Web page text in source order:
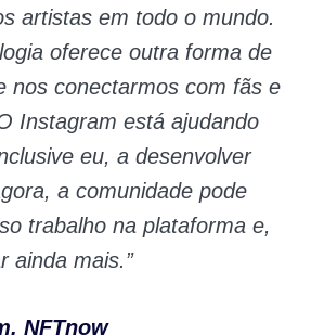
artistas em todo o mundo.
oferece outra forma de
nos conectarmos com fãs e
Instagram está ajudando
eu, a desenvolver
a comunidade pode
trabalho na plataforma e,
ainda mais.”
NFTnow